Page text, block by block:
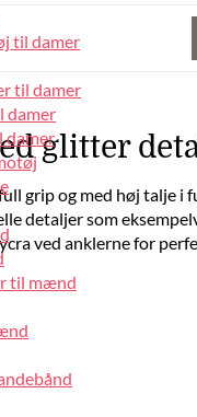
til damer
til damer
damer
damer
til mænd
glitter
grip og med høj talje
detaljer som
ved anklerne for